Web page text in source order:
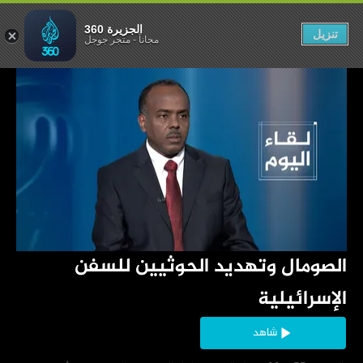
الإسرائيلية
شاهد
الإسرائيلية
الجزيرة 360
مجاناً-متجر جوجل تنزيل